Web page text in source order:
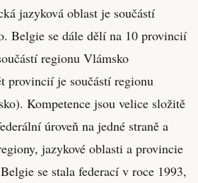
jazyková oblast je součástí
Belgie se dále dělí na 10 provincií
regionu Vlámsko
provincií je součástí regionu
Kompetence jsou velice složitě
úroveň na jedné straně a
jazykové oblasti a provincie
se stala federací v roce 1993,